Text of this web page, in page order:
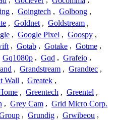
, Goingtech , Golbong ,
, Goldnet , Goldstream ,
, Google Pixel , Goospy ,
, Gotab , Gotake , Gotme ,
Gq1080p , Gqd , Grafeio ,
, Grandstream , Grandtec ,
Wall , Greatek ,
, Greentech , Greentel ,
, Grey Cam , Grid Micro Corp.
, Grundig , Grwibeou ,